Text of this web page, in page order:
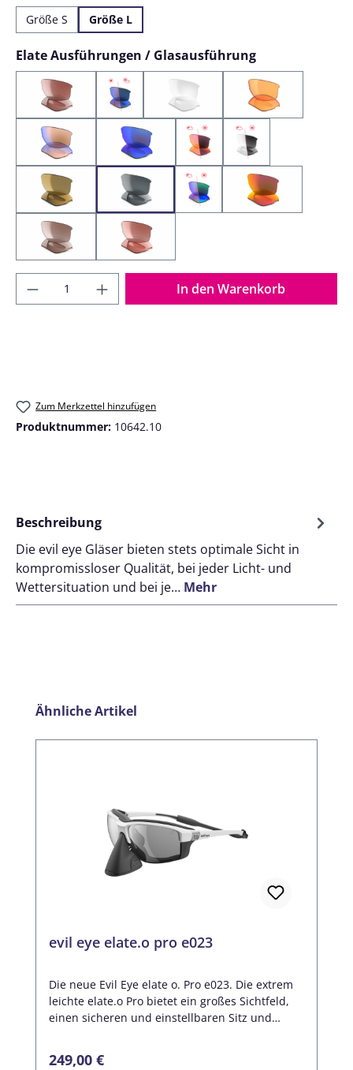
Größe S Größe L
Elate Ausführungen / Glasausführungauswählen
LST Pol. Silver MirrorLST Bluelight VARiO Mirror
Clear LST Bright
LST bright blue mirrorLST Active Blue MirrorLST VARiO Purple Mirror
Vario Grey 1-3
Space LST Grey SilverLST VARiO Blue Green Mirror
LST Active Red
LST Contrast SilverLST Active Silver
Produkt Anzahl: Gib den gewünschten
In den Warenkorb
Zum Merkzettel hinzufügen
Produktnummer: 10642.10
Beschreibung
Die evil eye Gläser bieten stets optimale Sicht in
kompromissloser Qualität, bei jeder Licht- und
Wettersituation und bei je… Mehr
Produktgalerie überspringen
Ähnliche Artikel
evil eye elate.o pro e023
Die neue Evil Eye elate o. Pro e023. Die extrem
leichte elate.o Pro bietet ein großes Sichtfeld,
einen sicheren und einstellbaren Sitz und
Regulärer Preis:
249,00 €